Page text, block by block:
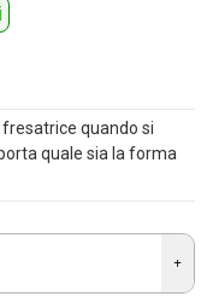
quando si
quale sia la forma